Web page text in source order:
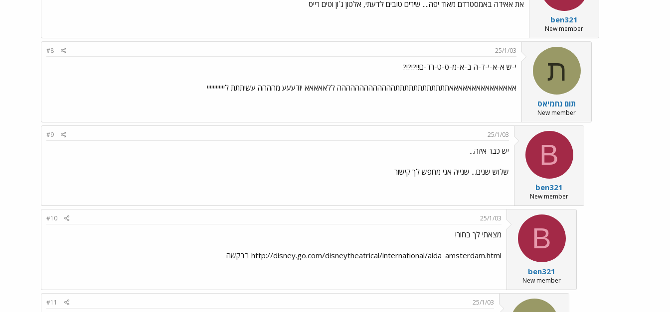
ben321
New member
את אאידה באמסטרדם מאוד יפה.... שירים טובים לדעתי, אלטון ג´ון וטים רייס
ת
תום נחמיאס
New member
25/1/03
#8
י-ש א-א-י-ד-ה ב-א-מ-ס-ט-רד-ם!!?!?!?
אאאאאאאאאאאאאאאתתתתתתתתתתתתההההההההההההה ללאאאאא יודעעע מהההה עשיתתת ליייייייייייי
B
ben321
New member
25/1/03
#9
יש כבר איזה...
שלוש שנים... שנייה אני מחפש לך קישור
B
ben321
New member
25/1/03
#10
מצאתי לך בחור!
http://disney.go.com/disneytheatrical/international/aida_amsterdam.html בבקשה
25/1/03
#11